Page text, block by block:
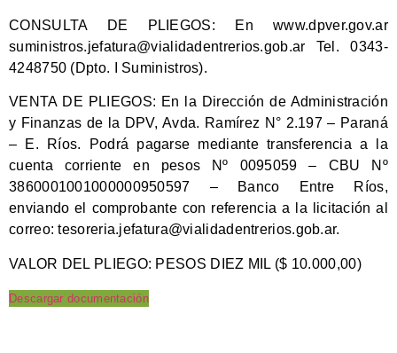
CONSULTA DE PLIEGOS: En www.dpver.gov.ar
suministros.jefatura@vialidadentrerios.gob.ar Tel. 0343-
4248750 (Dpto. I Suministros).
VENTA DE PLIEGOS: En la Dirección de Administración
y Finanzas de la DPV, Avda. Ramírez N° 2.197 – Paraná
– E. Ríos. Podrá pagarse mediante transferencia a la
cuenta corriente en pesos Nº 0095059 – CBU Nº
3860001001000000950597 – Banco Entre Ríos,
enviando el comprobante con referencia a la licitación al
correo:tesoreria.jefatura@vialidadentrerios.gob.ar.
VALOR DEL PLIEGO: PESOS DIEZ MIL ($ 10.000,00)
Descargar documentación